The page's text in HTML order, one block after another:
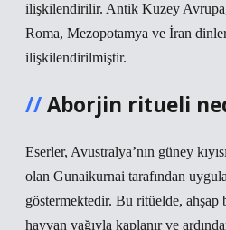
ilişkilendirilir. Antik Kuzey
Roma, Mezopotamya ve İran
ilişkilendirilmiştir.
Aborjin ritueli
Eserler, Avustralya’nın güney
olan Gunaikurnai tarafından
göstermektedir. Bu ritüelde, ahşap
hayvan yağıyla kaplanır ve